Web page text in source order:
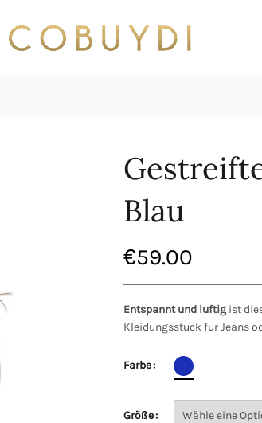
Blau
€59.00
Entspannt und luftig ist
Kleidungsstuck fur Jeans
Farbe
Größe